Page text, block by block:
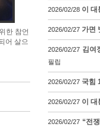
2026/02/28 이
2026/02/27 가면
2026/02/27 김여
필립
2026/02/27 국힘
2026/02/27 이 대
2026/02/27 “전
한 참언
어 살으